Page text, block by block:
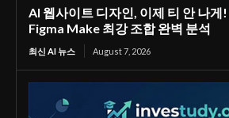
AI 웹사이트 디자인, 이제 티 안 나게
Figma Make 최강 조합 완벽 분석
최신 AI 뉴스 August 7, 2026